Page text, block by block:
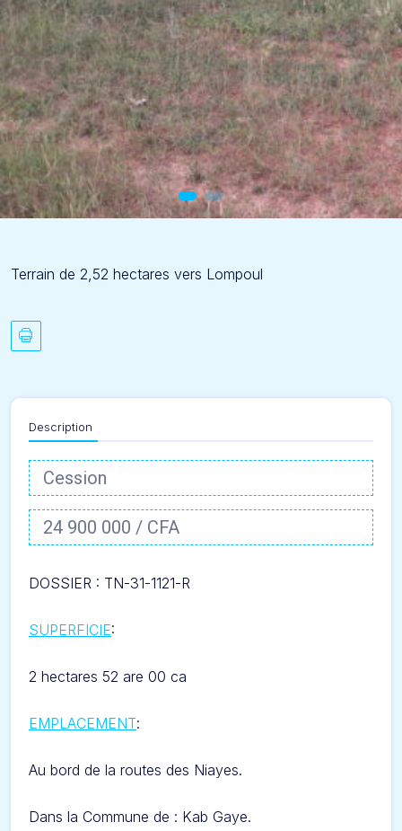
Terrain de 2,52 hectares vers Lompoul
Description
Cession
24 900 000 / CFA
DOSSIER : TN-31-1121-R
SUPERFICIE:
2 hectares 52 are 00 ca
EMPLACEMENT:
Au bord de la routes des Niayes.
Dans la Commune de : Kab Gaye.